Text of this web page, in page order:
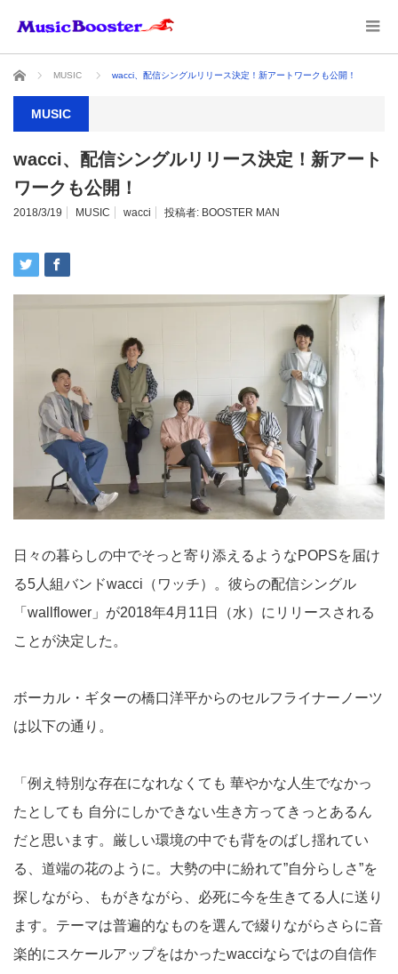
ホーム MUSIC wacci、配信シングルリリース決定！新アートワークも公開！
MUSIC
wacci、配信シングルリリース決定！新アート
ワークも公開！
2018/3/19 MUSIC wacci 投稿者: BOOSTER MAN
日々の暮らしの中でそっと寄り添えるようなPOPSを届け
る5人組バンドwacci（ワッチ）。彼らの配信シングル
「wallflower」が2018年4月11日（水）にリリースされる
ことが決定した。
ボーカル・ギターの橋口洋平からのセルフライナーノーツ
は以下の通り。
「例え特別な存在になれなくても 華やかな人生でなかっ
たとしても 自分にしかできない生き方ってきっとあるん
だと思います。厳しい環境の中でも背をのばし揺れてい
る、道端の花のように。大勢の中に紛れて”自分らしさ”を
探しながら、もがきながら、必死に今を生きてる人に送り
ます。テーマは普遍的なものを選んで綴りながらさらに音
楽的にスケールアップをはかったwacciならではの自信作